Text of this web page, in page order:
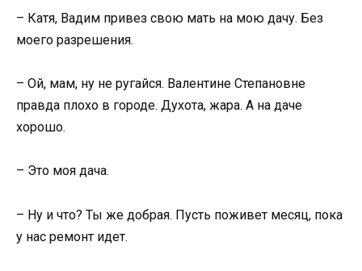
– Катя, Вадим привез свою мать на мою дачу. Без
моего разрешения.
– Ой, мам, ну не ругайся. Валентине Степановне
правда плохо в городе. Духота, жара. А на даче
хорошо.
– Это моя дача.
– Ну и что? Ты же добрая. Пусть поживет месяц, пока
у нас ремонт идет.